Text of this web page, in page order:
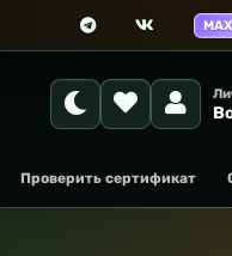
MAX
Проверить сертификат